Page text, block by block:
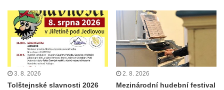
3. 8. 2026
Tolštejnské slavnosti 2026
2. 8. 2026
Mezinárodní hudební festival